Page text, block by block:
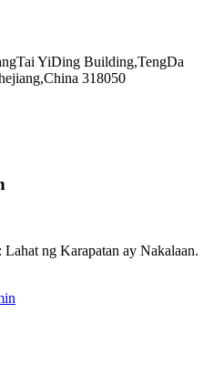
YiDing Building,TengDa
318050
ng Karapatan ay Nakalaan.